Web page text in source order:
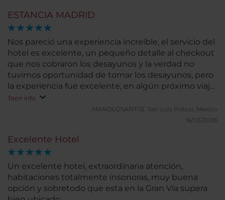
ESTANCIA MADRID
Nos pareció una experiencia increíble, el servicio del
hotel es excelente, un pequeño detalle al checkout
que nos cobraron los desayunos y la verdad no
tuvimos oportunidad de tomar los desayunos, pero
la experiencia fue excelente, en algún próximo viaje
regresamos al hotel sin ningún problema.
Toon info
MANOLOSANTI12. San Luis Potosi, Mexico
16/03/2026
Excelente Hotel
Un excelente hotel, extraordinaria atención,
habitaciones totalmente insonoras, muy buena
opción y sobretodo que esta en la Gran Vía supera